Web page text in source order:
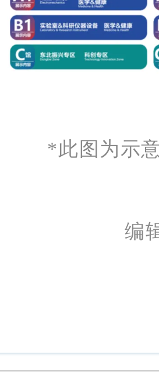
*此图为示
编